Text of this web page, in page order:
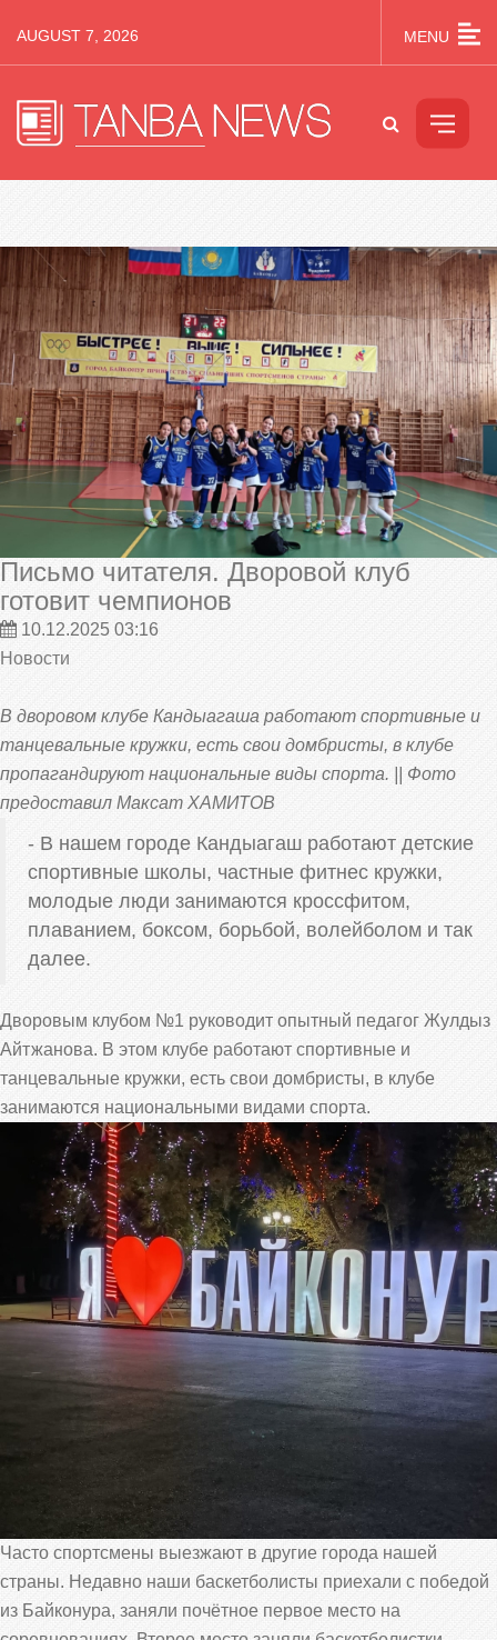
AUGUST 7, 2026 MENU
Письмо читателя. Дворовой клуб
готовит чемпионов
10.12.2025 03:16
Новости
В дворовом клубе Кандыагаша работают спортивные и
танцевальные кружки, есть свои домбристы, в клубе
пропагандируют национальные виды спорта. || Фото
предоставил Максат ХАМИТОВ
- В нашем городе Кандыагаш работают детские
спортивные школы, частные фитнес кружки,
молодые люди занимаются кроссфитом,
плаванием, боксом, борьбой, волейболом и так
далее.
Дворовым клубом №1 руководит опытный педагог Жулдыз
Айтжанова. В этом клубе работают спортивные и
танцевальные кружки, есть свои домбристы, в клубе
занимаются национальными видами спорта.
Часто спортсмены выезжают в другие города нашей
страны. Недавно наши баскетболисты приехали с победой
из Байконура, заняли почётное первое место на